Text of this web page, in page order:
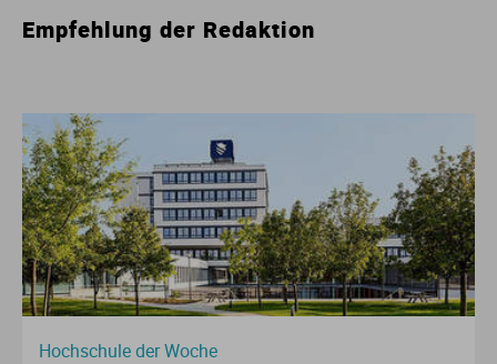
Empfehlung der Redaktion
Hochschule der Woche